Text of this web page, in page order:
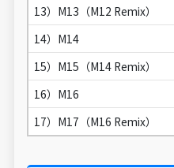
13）M13（M12 Remix）
14）M14
15）M15（M14 Remix）
16）M16
17）M17（M16 Remix）